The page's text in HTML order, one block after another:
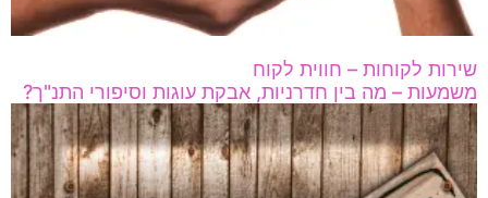
שירות לקוחות – חווית לקוח
משמעות – מה בין חדרניות, אבקת עוגות וסיפורי התנ"ך?